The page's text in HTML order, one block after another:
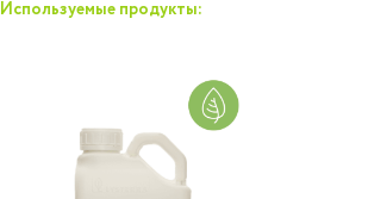
Используемые продукты: